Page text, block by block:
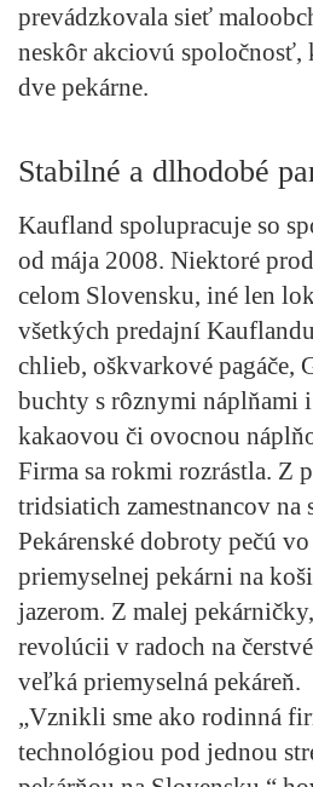
prevádzkovala sieť
neskôr akciovú spoločnosť,
dve pekárne.
Stabilné a dlhodobé
Kaufland spolupracuje so
od mája 2008. Niektoré
celom Slovensku, iné len
všetkých predajní
chlieb, oškvarkové pagáče,
buchty s rôznymi náplňami
kakaovou či ovocnou
Firma sa rokmi rozrástla. Z
tridsiatich zamestnancov na
Pekárenské dobroty pečú
priemyselnej pekárni na
jazerom. Z malej
revolúcii v radoch na
veľká priemyselná pekáreň.
„Vznikli sme ako rodinná
technológiou pod jednou